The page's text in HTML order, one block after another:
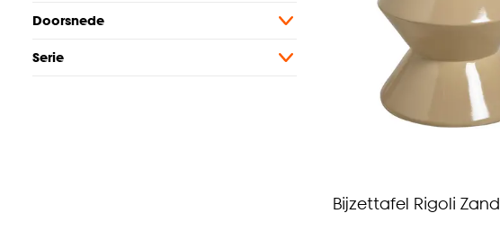
Doorsnede
Serie
Bijzettafel Rigoli Zand